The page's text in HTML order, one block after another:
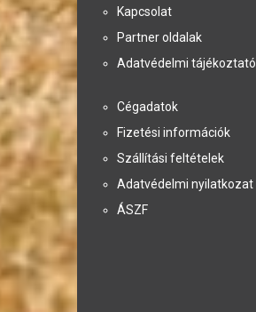
Kapcsolat
Partner oldalak
Adatvédelmi tájékoztató
Cégadatok
Fizetési információk
Szállítási feltételek
Adatvédelmi nyilatkozat
ÁSZF